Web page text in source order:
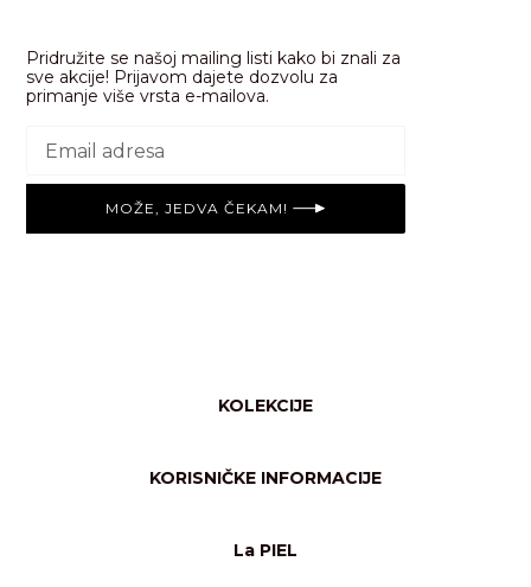
Pridružite se našoj mailing listi kako bi znali za
sve akcije! Prijavom dajete dozvolu za
primanje više vrsta e-mailova.
MOŽE, JEDVA ČEKAM!
KOLEKCIJE
Njega tijela
Ruke & usne
KORISNIČKE INFORMACIJE
Opći uvjeti online kupovine
La PIEL